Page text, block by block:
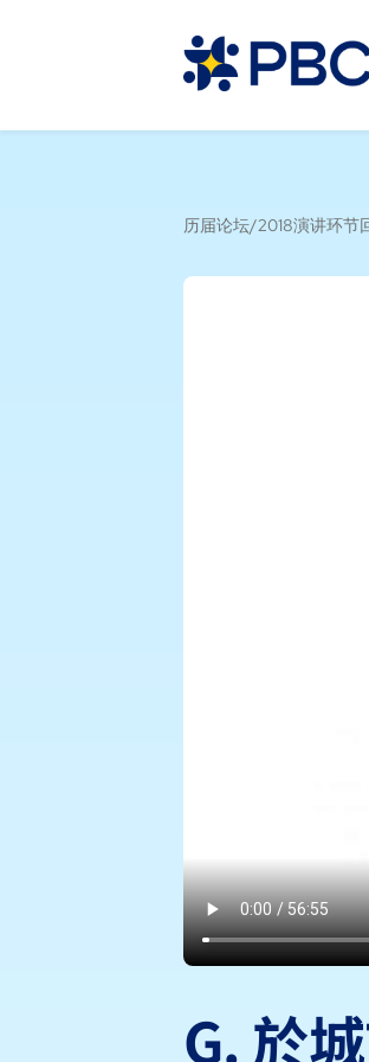
历届论坛/2018演讲环节
G. 於